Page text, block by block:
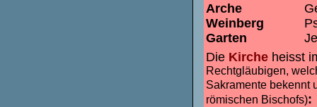
Arche
Weinberg
Garten
Die Kircheheisst
Rechtgläubigen,
Sakramente bekennt
römischen Bischofs):